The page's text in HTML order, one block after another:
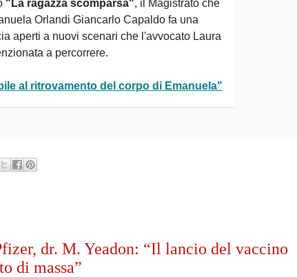
"La ragazza scomparsa", il Magistrato che
Orlandi Giancarlo Capaldo fa una
aperti a nuovi scenari che l'avvocato Laura
a percorrere.
al ritrovamento del corpo di Emanuela"
dr. M. Yeadon: “Il lancio del vaccino
di massa”